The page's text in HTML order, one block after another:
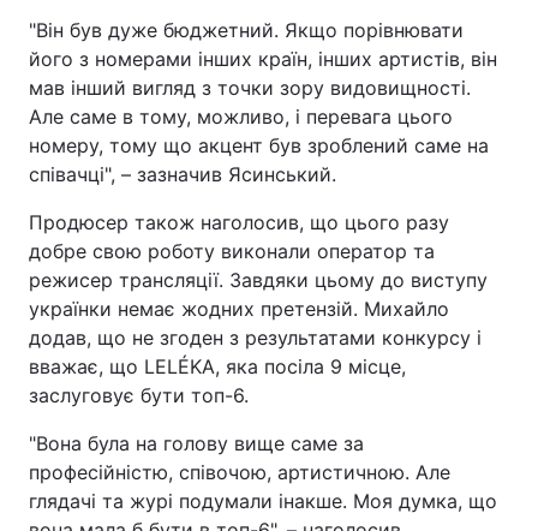
"Він був дуже бюджетний. Якщо порівнювати
його з номерами інших країн, інших артистів, він
мав інший вигляд з точки зору видовищності.
Але саме в тому, можливо, і перевага цього
номеру, тому що акцент був зроблений саме на
співачці", – зазначив Ясинський.
Продюсер також наголосив, що цього разу
добре свою роботу виконали оператор та
режисер трансляції. Завдяки цьому до виступу
українки немає жодних претензій. Михайло
додав, що не згоден з результатами конкурсу і
вважає, що LELÉKA, яка посіла 9 місце,
заслуговує бути топ-6.
"Вона була на голову вище саме за
професійністю, співочою, артистичною. Але
глядачі та журі подумали інакше. Моя думка, що